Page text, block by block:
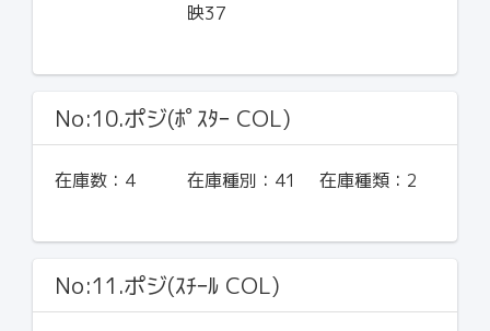
映37
No:10.ポジ(ﾎﾟｽﾀｰ COL)
在庫数： 4 在庫種別： 41 在庫種類： 2
No:11.ポジ(ｽﾁｰﾙ COL)